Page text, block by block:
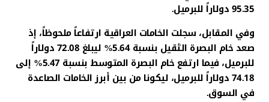
95.35 دولاراً للبرميل.
وفي المقابل، سجلت الخامات العراقية ارتفاعاً ملحوظاً، إذ
صعد خام البصرة الثقيل بنسبة 5.64% ليبلغ 72.08 دولاراً
للبرميل، فيما ارتفع خام البصرة المتوسط بنسبة 5.47% إلى
74.18 دولاراً للبرميل، ليكونا من بين أبرز الخامات الصاعدة
في السوق.